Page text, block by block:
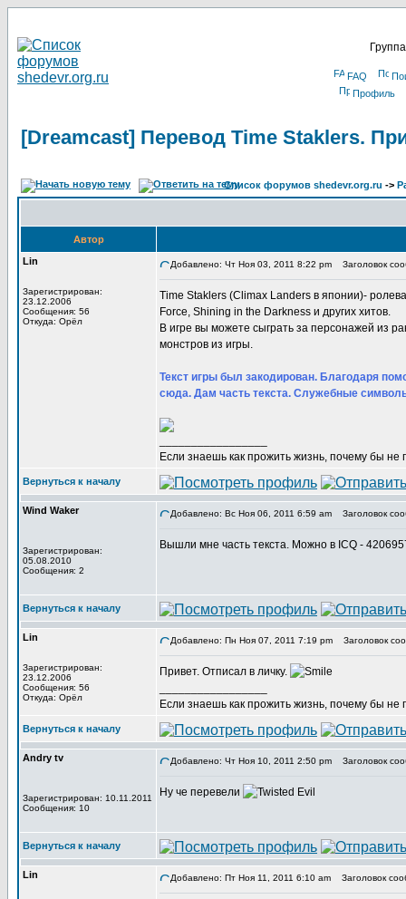
FAQ
Профиль
[Dreamcast] Перевод Time Staklers.
Список форумов shedevr.org.ru ->
Автор
Lin
Зарегистрирован:
23.12.2006
Сообщения: 56
Откуда: Орёл
Добавлено: Чт Ноя 03, 2011 8:22 pm Заголовок
Time Staklers (Climax Landers в японии)-
Force, Shining in the Darkness и других хитов.
В игре вы можете сыграть за персонажей из
монстров из игры.
Текст игры был закодирован. Благодаря
сюда. Дам часть текста. Служебные
Если знаешь как прожить жизнь, почему бы не
Вернуться к началу
Wind Waker
Зарегистрирован:
05.08.2010
Сообщения: 2
Добавлено: Вс Ноя 06, 2011 6:59 am Заголовок
Вышли мне часть текста. Можно в ICQ -
Вернуться к началу
Lin
Зарегистрирован:
23.12.2006
Сообщения: 56
Откуда: Орёл
Добавлено: Пн Ноя 07, 2011 7:19 pm Заголовок
Привет. Отписал в личку.
Если знаешь как прожить жизнь, почему бы не
Вернуться к началу
Andry tv
Зарегистрирован: 10.11.2011
Сообщения: 10
Добавлено: Чт Ноя 10, 2011 2:50 pm Заголовок
Ну че перевели
Вернуться к началу
Lin Добавлено: Пт Ноя 11, 2011 6:10 am Заголовок